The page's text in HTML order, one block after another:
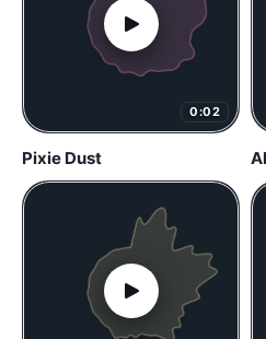
0:02
Pixie Dust